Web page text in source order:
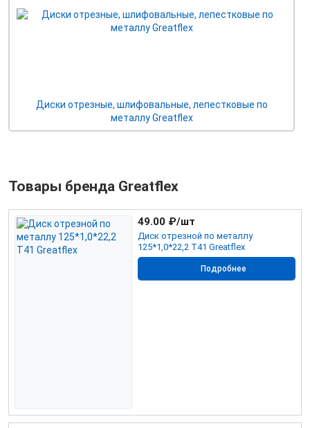
Диски отрезные, шлифовальные, лепестковые по
металлу Greatflex
Товары бренда Greatflex
Диск отрезной по металлу
125*1,0*22,2 Т41 Greatflex
49.00 ₽/шт
Подробнее